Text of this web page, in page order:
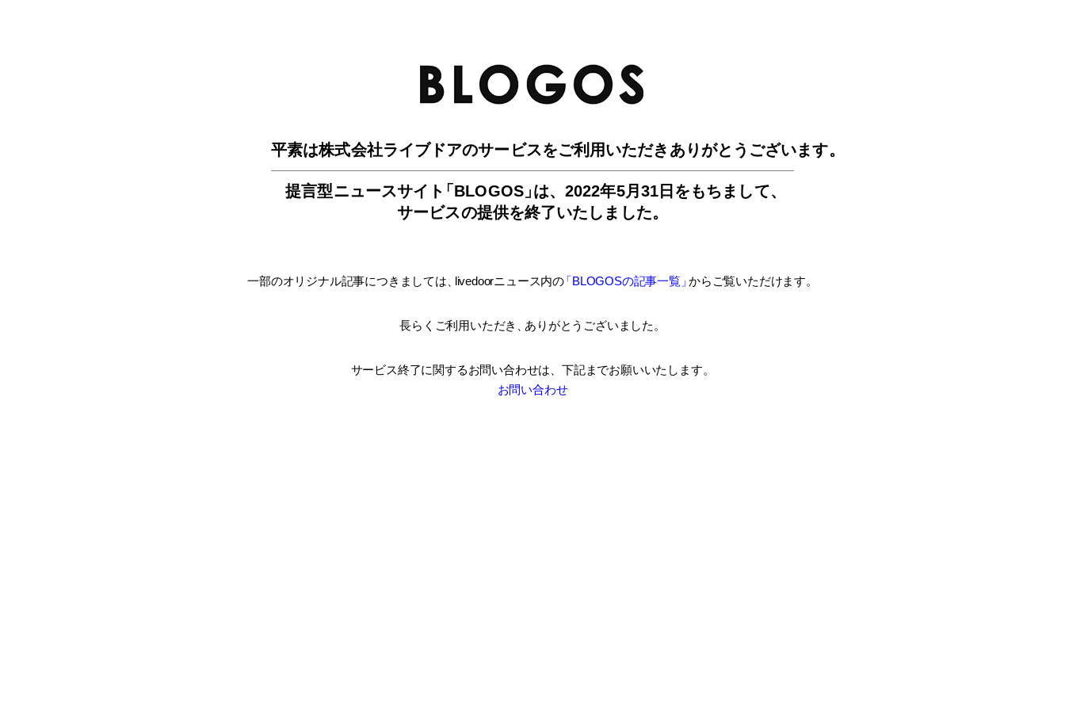
平素は株式会社ライブドアのサービスをご利用いただきありがとうございます。
提言型ニュースサイ ト「BLOGOS」は、2022年5月31日をもちまして、
サービスの提供を終了いたしました。
一部のオリジナル記事につきましては livedoorニュース内の「BLOGOSの記事一覧」 からご覧いただけます。
長らくご利用いただき ありがとうございました。
サービス終了に関するお問い合わせは、 下記までお願いいたします。
お問い合わせ